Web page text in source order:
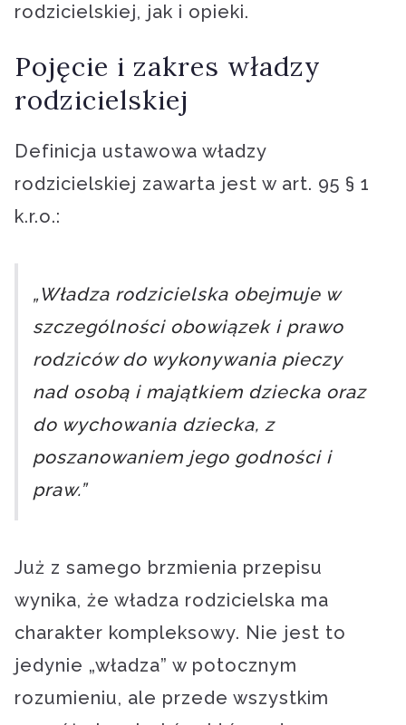
rodzicielskiej, jak i opieki.
Pojęcie i zakres władzy
rodzicielskiej
Definicja ustawowa władzy
rodzicielskiej zawarta jest w art. 95 § 1
k.r.o.:
„Władza rodzicielska obejmuje w
szczególności obowiązek i prawo
rodziców do wykonywania pieczy
nad osobą i majątkiem dziecka oraz
do wychowania dziecka, z
poszanowaniem jego godności i
praw.”
Już z samego brzmienia przepisu
wynika, że władza rodzicielska ma
charakter kompleksowy. Nie jest to
jedynie „władza” w potocznym
rozumieniu, ale przede wszystkim